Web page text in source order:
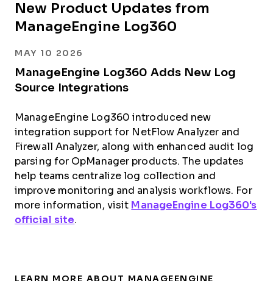
New Product Updates from
ManageEngine Log360
MAY 10 2026
ManageEngine Log360 Adds New Log
Source Integrations
ManageEngine Log360 introduced new
integration support for NetFlow Analyzer and
Firewall Analyzer, along with enhanced audit log
parsing for OpManager products. The updates
help teams centralize log collection and
improve monitoring and analysis workflows. For
more information, visit ManageEngine Log360's
official site.
LEARN MORE ABOUT MANAGEENGINE